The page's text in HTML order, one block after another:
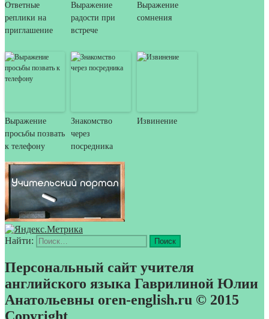
Ответные
реплики на
приглашение
Выражение
радости при
встрече
Выражение
сомнения
Выражение
просьбы позвать
к телефону
Знакомство
через
посредника
Извинение
Найти:
Персональный сайт учителя
английского языка Гаврилиной Юлии
Анатольевны oren-english.ru © 2015